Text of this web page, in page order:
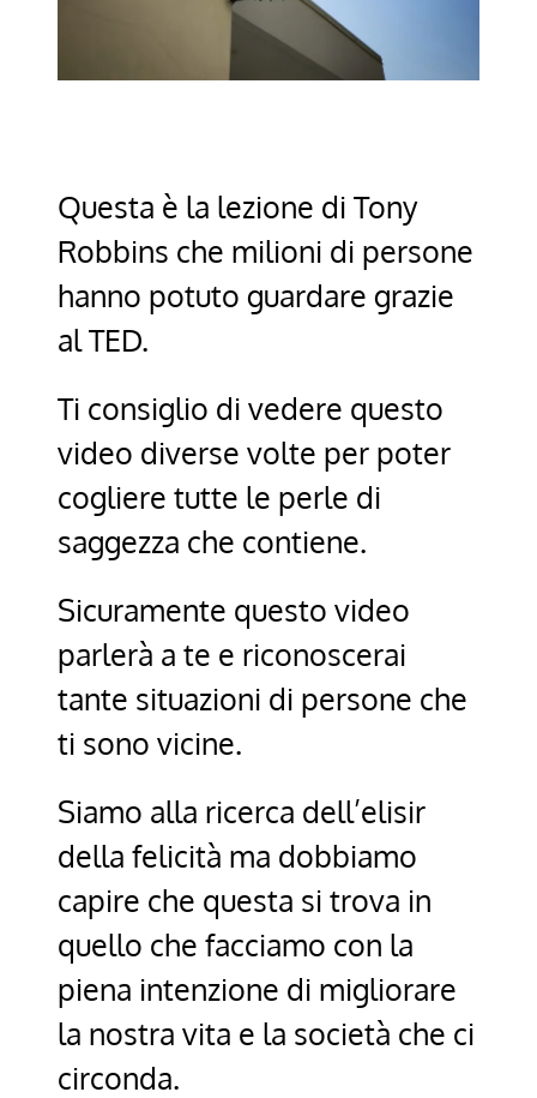
Questa è la lezione di Tony
Robbins che milioni di persone
hanno potuto guardare grazie
al TED.
Ti consiglio di vedere questo
video diverse volte per poter
cogliere tutte le perle di
saggezza che contiene.
Sicuramente questo video
parlerà a te e riconoscerai
tante situazioni di persone che
ti sono vicine.
Siamo alla ricerca dell’elisir
della felicità ma dobbiamo
capire che questa si trova in
quello che facciamo con la
piena intenzione di migliorare
la nostra vita e la società che ci
circonda.